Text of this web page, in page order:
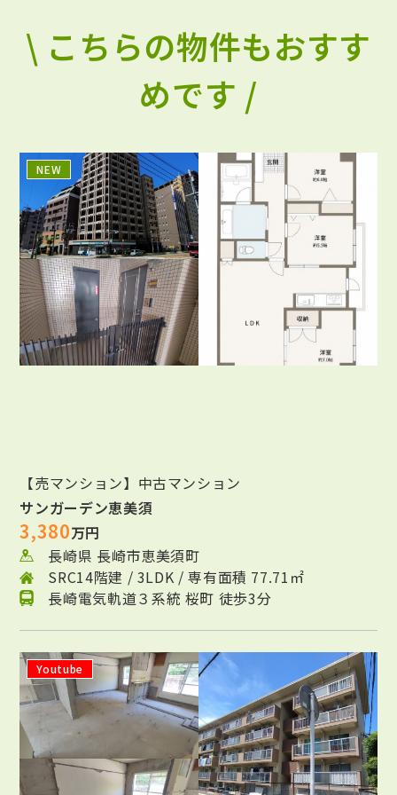
\ こちらの物件もおすす
めです /
NEW
【売マンション】中古マンション
サンガーデン恵美須
3,380万円
長崎県 長崎市恵美須町
SRC14階建 / 3LDK / 専有面積 77.71㎡
長崎電気軌道３系統 桜町 徒歩3分
Youtube